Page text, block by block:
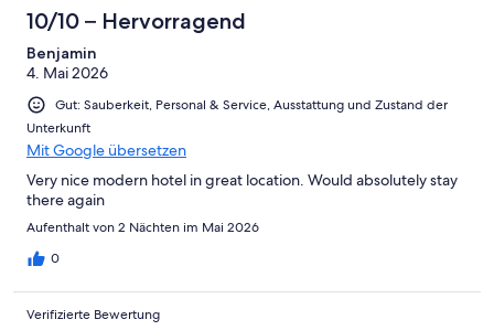
10/10 – Hervorragend
Benjamin
4. Mai 2026
Gut: Sauberkeit, Personal & Service, Ausstattung und Zustand der
Unterkunft
Mit Google übersetzen
Very nice modern hotel in great location. Would absolutely stay
there again
Aufenthalt von 2 Nächten im Mai 2026
0
Verifizierte Bewertung